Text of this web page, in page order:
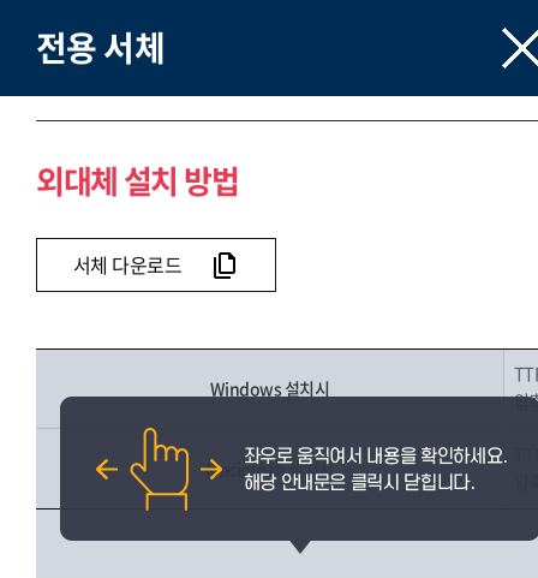
전용 서체
외대체 설치 방법
서체 다운로드
Windows 설치시
압
Macintosh 설치시